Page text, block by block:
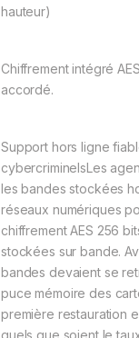
hauteur)
Chiffrement intégré
accordé.
Support hors ligne
cybercriminelsLes
les bandes stockées
réseaux numériques
chiffrement AES 256
stockées sur bande.
bandes devaient se
puce mémoire des
première restauration